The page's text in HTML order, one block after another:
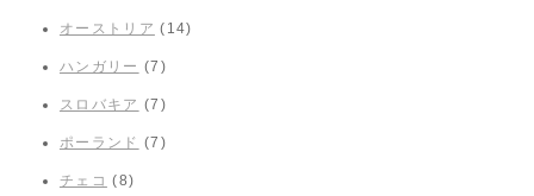
オーストリア (14)
ハンガリー (7)
スロバキア (7)
ポーランド (7)
チェコ (8)